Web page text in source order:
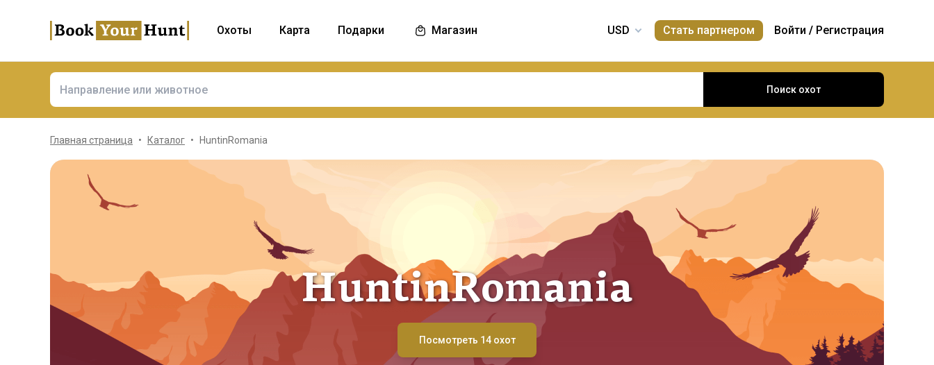
Охоты Карта Подарки Магазин Стать партнером Войти / Регистрация
Поиск охот
Главная страница Каталог HuntinRomania
HuntinRomania
Посмотреть 14 охот